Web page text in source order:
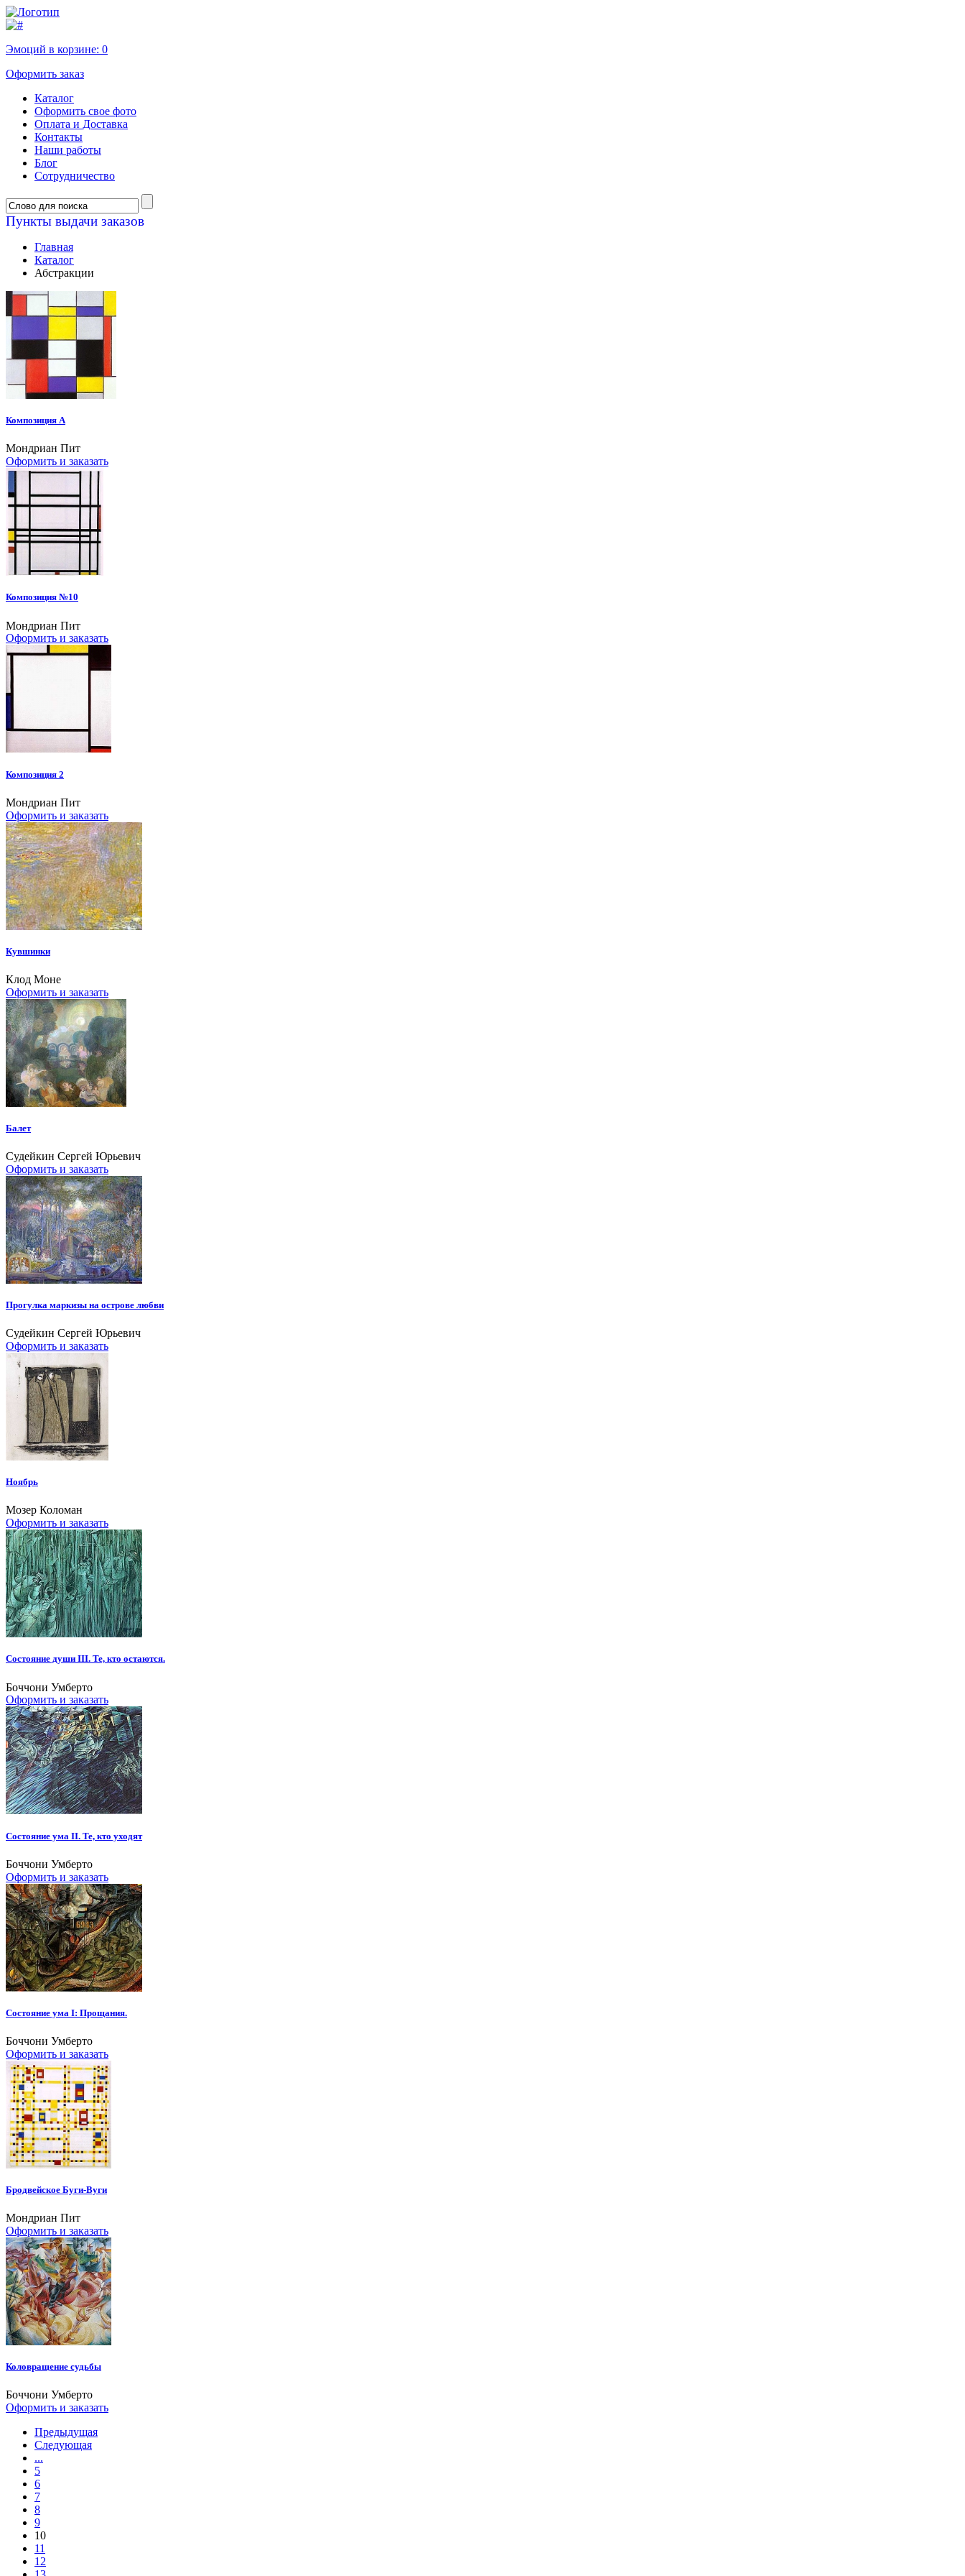
Эмоций в корзине: 0
Оформить заказ
Каталог
Оформить свое фото
Оплата и Доставка
Контакты
Наши работы
Блог
Сотрудничество
Пункты выдачи заказов
Главная
Каталог
Абстракции
Композиция А
Мондриан Пит
Оформить и заказать
Композиция №10
Мондриан Пит
Оформить и заказать
Композиция 2
Мондриан Пит
Оформить и заказать
Кувшинки
Клод Моне
Оформить и заказать
Балет
Судейкин Сергей Юрьевич
Оформить и заказать
Прогулка маркизы на острове любви
Судейкин Сергей Юрьевич
Оформить и заказать
Ноябрь
Мозер Коломан
Оформить и заказать
Состояние души III. Те, кто остаются.
Боччони Умберто
Оформить и заказать
Состояние ума II. Те, кто уходят
Боччони Умберто
Оформить и заказать
Состояние ума I: Прощания.
Боччони Умберто
Оформить и заказать
​Бродвейское Буги-Вуги
Мондриан Пит
Оформить и заказать
Коловращение судьбы
Боччони Умберто
Оформить и заказать
Предыдущая
Следующая
...
5
6
7
8
9
10
11
12